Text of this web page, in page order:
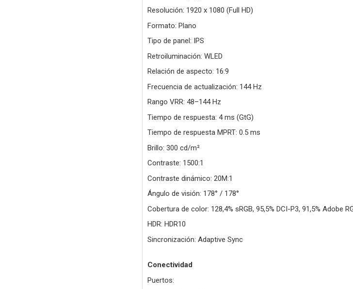
Resolución: 1920 x 1080 (Full HD)
Formato: Plano
Tipo de panel: IPS
Retroiluminación: WLED
Relación de aspecto: 16:9
Frecuencia de actualización: 144 Hz
Rango VRR: 48–144 Hz
Tiempo de respuesta: 4 ms (GtG)
Tiempo de respuesta MPRT: 0.5 ms
Brillo: 300 cd/m²
Contraste: 1500:1
Contraste dinámico: 20M:1
Ángulo de visión: 178° / 178°
Cobertura de color: 128,4% sRGB, 95,5% DCI-P3, 91,5% Adobe
HDR: HDR10
Sincronización: Adaptive Sync
Conectividad
Puertos: